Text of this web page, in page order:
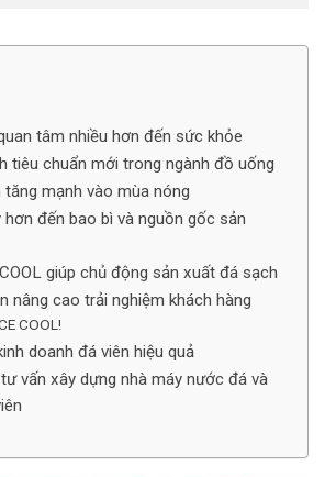
tâm nhiều hơn đến sức khỏe
tiêu chuẩn mới trong ngành đồ uống
tăng mạnh vào mùa nóng
hơn đến bao bì và nguồn gốc sản
giúp chủ động sản xuất đá sạch
nâng cao trải nghiệm khách hàng
COOL!
doanh đá viên hiệu quả
vấn xây dựng nhà máy nước đá và